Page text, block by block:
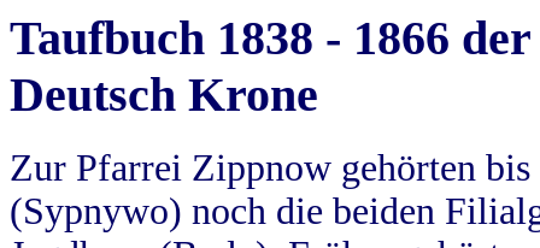
Taufbuch 1838 - 1866
Deutsch Krone
Zur Pfarrei Zippnow gehörten
(Sypnywo) noch die beiden